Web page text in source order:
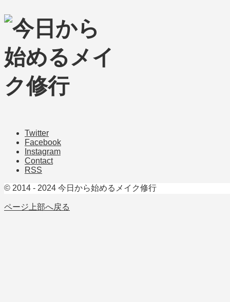
Twitter
Facebook
Instagram
Contact
RSS
© 2014 - 2024 今日から始めるメイク修行
ページ上部へ戻る